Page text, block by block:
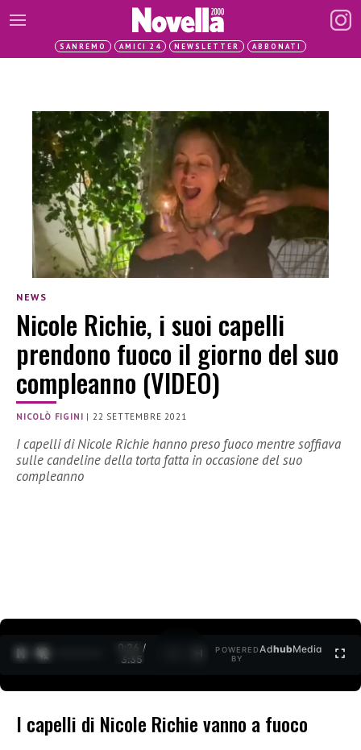
SANREMO AMICI 24 NEWSLETTER ABBONATI
NEWS
Nicole Richie, i suoi capelli
prendono fuoco il giorno del suo
compleanno (VIDEO)
NICOLÒ FIGINI | 22 SETTEMBRE 2021
I capelli di Nicole Richie hanno preso fuoco mentre soffiava
sulle candeline della torta fatta in occasione del suo
compleanno
0:27 /
3:35
POWERED
BY
AdhubMedia
I capelli di Nicole Richie vanno a fuoco